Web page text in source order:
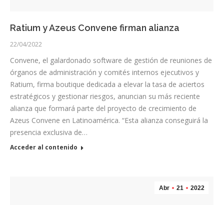
Ratium y Azeus Convene firman alianza
22/04/2022
Convene, el galardonado software de gestión de reuniones de
órganos de administración y comités internos ejecutivos y
Ratium, firma boutique dedicada a elevar la tasa de aciertos
estratégicos y gestionar riesgos, anuncian su más reciente
alianza que formará parte del proyecto de crecimiento de
Azeus Convene en Latinoamérica. “Esta alianza conseguirá la
presencia exclusiva de…
Acceder al contenido
Abr 21 2022